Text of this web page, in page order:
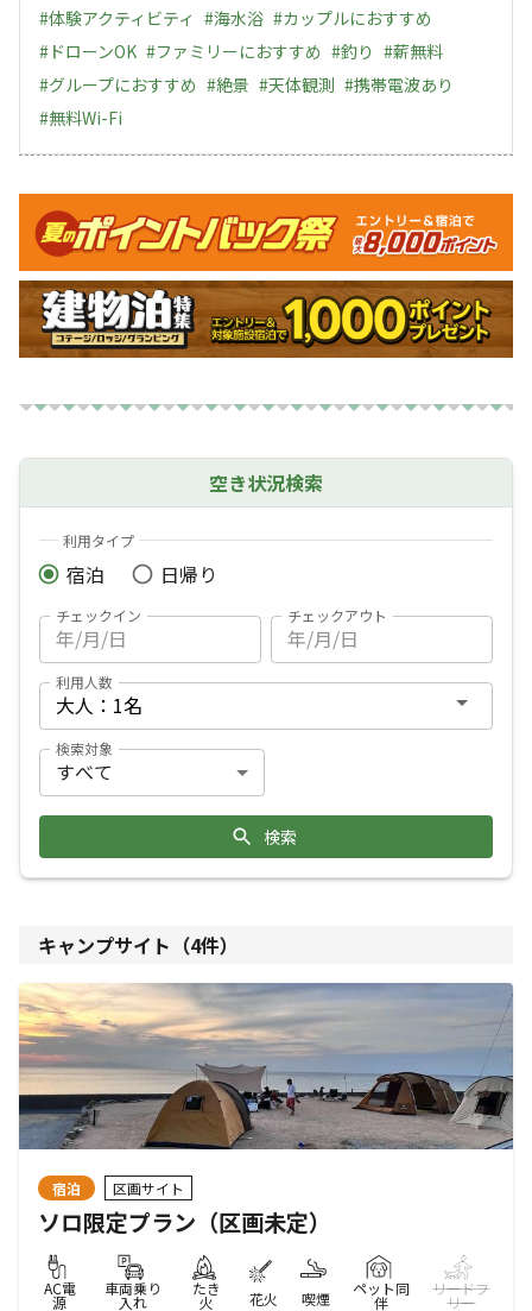
#体験アクティビティ #海水浴 #カップルにおすすめ
# ドローンOK #ファミリーにおすすめ #釣り #薪無料
#グループにおすすめ #絶景 #天体観測 #携帯電波あり
#無料Wi-Fi
キャンペーン
空き状況検索
利用タイプ
宿泊 日帰り
チェックイン チェックアウト
利用人数
検索対象
検索
キャンプサイト（4件）
宿泊 区画サイト
ソロ限定プラン（区画未定）
AC電
源
車両乗り
入れ
たき
火 花火 喫煙
ペット同
伴
リードフ
リー